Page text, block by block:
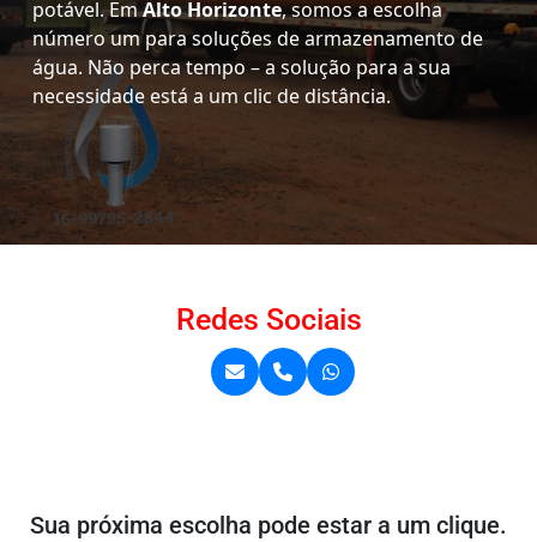
potável. EmAlto Horizonte, somos a escolha
número um para soluções de armazenamento de
água. Não perca tempo – a solução para a sua
necessidade está a um clic de distância.
Redes Sociais
Sua próxima escolha pode estar a um clique.